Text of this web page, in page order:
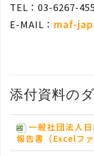
TEL：03-6267-
E-MAIL： maf-
添付資料の
一般社団法人
報告書（Excelファ